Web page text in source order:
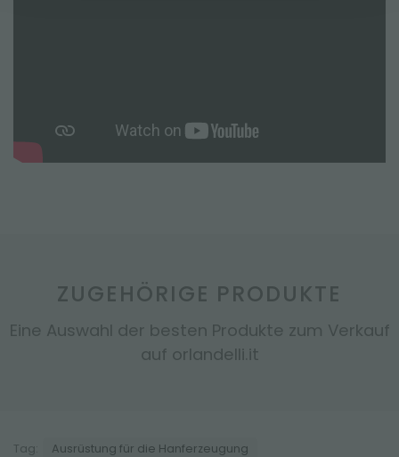
ZUGEHÖRIGE PRODUKTE
Eine Auswahl der besten Produkte zum Verkauf
auf orlandelli.it
Tag: Ausrüstung für die Hanferzeugung